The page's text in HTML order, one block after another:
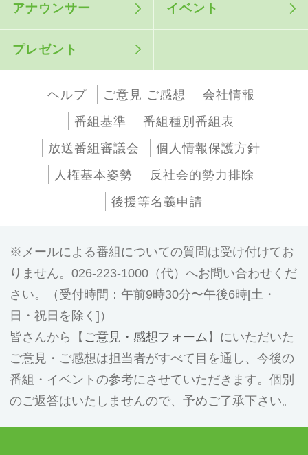
アナウンサー イベント
プレゼント
ヘルプ ご意見 ご感想
会社情報
番組基準
番組種別番組表
放送番組審議会
個人情報保護方針
人権基本姿勢
反社会的勢力排除
後援等名義申請
メールによる番組についての質問は受け付けてお
りません。026-223-1000（代）へお問い合わせくだ
さい。（受付時間：午前9時30分〜午後6時[土・
日・祝日を除く]）
皆さんから【 ご意見・感想フォーム 】にいただいた
ご意見・ご感想は担当者がすべて目を通し、今後の
番組・イベントの参考にさせていただきます。個別
のご返答はいたしませんので、予めご了承下さい。